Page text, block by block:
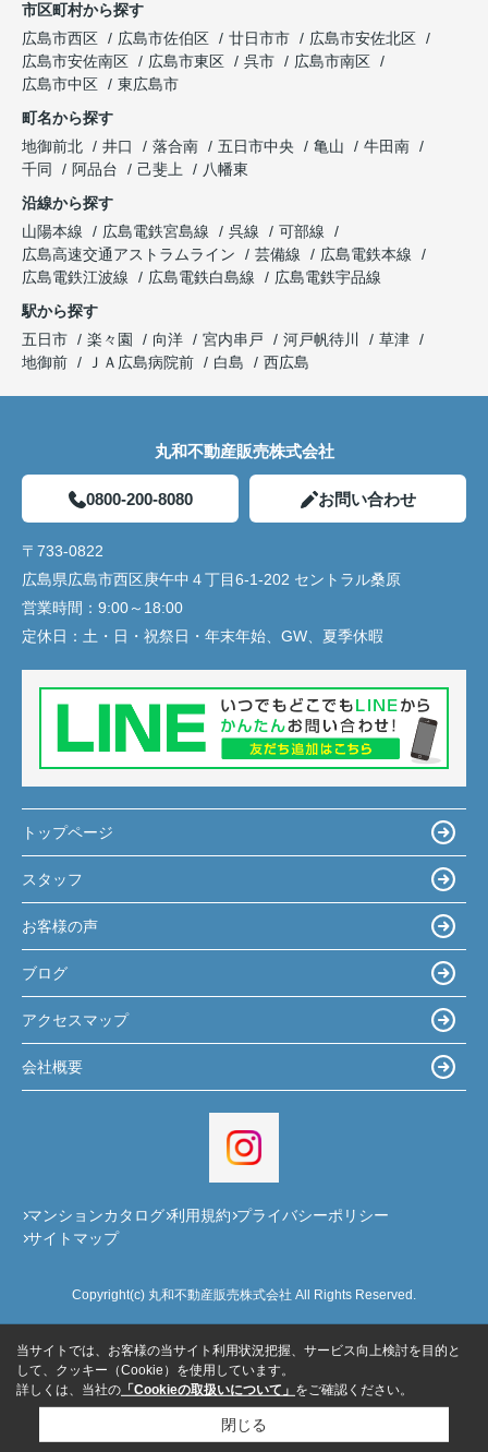
市区町村から探す
広島市西区
広島市佐伯区 廿日市市
広島市安佐北区
広島市安佐南区
広島市東区 呉市
広島市南区
広島市中区
東広島市
町名から探す
地御前北
井口 落合南 五日市中央 亀山
牛田南
千同
阿品台 己斐上
八幡東
沿線から探す
山陽本線
広島電鉄宮島線 呉線
可部線
広島高速交通アストラムライン
芸備線
広島電鉄本線
広島電鉄江波線
広島電鉄白島線
広島電鉄宇品線
駅から探す
五日市
楽々園 向洋 宮内串戸 河戸帆待川
草津
地御前
ＪＡ広島病院前 白島 西広島
丸和不動産販売株式会社
0800-200-8080 お問い合わせ
〒733-0822
広島県広島市西区庚午中４丁目6-1-202 セントラル桑原
営業時間： 9:00～18:00
定休日： 土・日・祝祭日・年末年始、GW、夏季休暇
トップページ
スタッフ
お客様の声
ブログ
アクセスマップ
会社概要
マンションカタログ 利用規約 プライバシーポリシー
サイトマップ
Copyright(c) 丸和不動産販売株式会社 All Rights Reserved.
当サイトでは、お客様の当サイト利用状況把握、サービス向上検討を目的と
して、クッキー（Cookie）を使用しています。
詳しくは、当社の 「Cookieの取扱いについて」 をご確認ください。
閉じる